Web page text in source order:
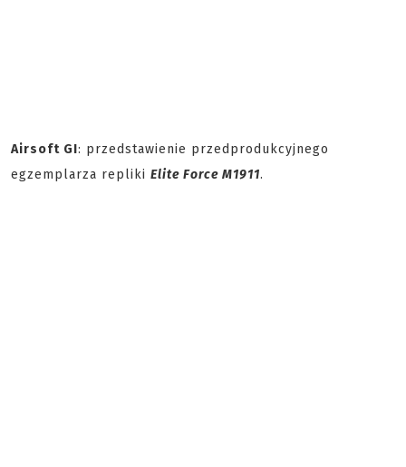
Airsoft GI: przedstawienie przedprodukcyjnego
egzemplarza repliki Elite Force M1911.